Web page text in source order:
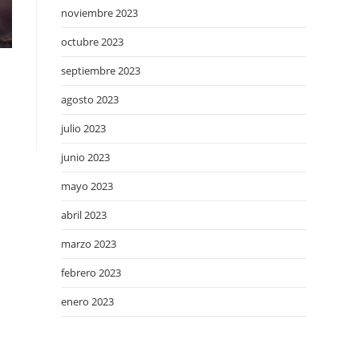
noviembre 2023
octubre 2023
septiembre 2023
agosto 2023
julio 2023
junio 2023
mayo 2023
abril 2023
marzo 2023
febrero 2023
enero 2023